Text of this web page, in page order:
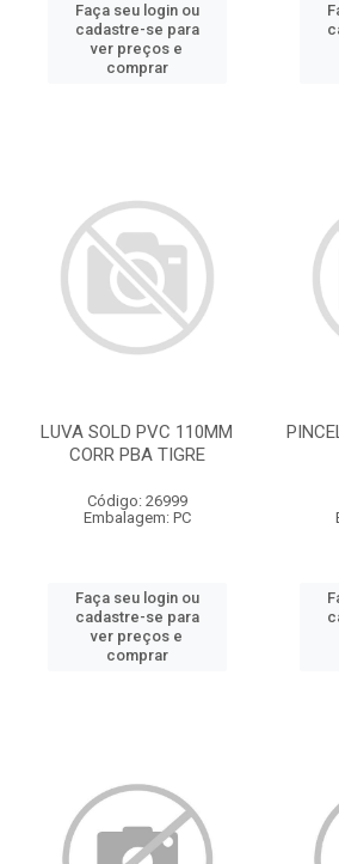
Faça seu login ou
cadastre-se para
ver preços e
comprar
LUVA SOLD PVC 110MM
CORR PBA TIGRE
Código: 26999
Embalagem: PC
Faça seu login ou
cadastre-se para
ver preços e
comprar